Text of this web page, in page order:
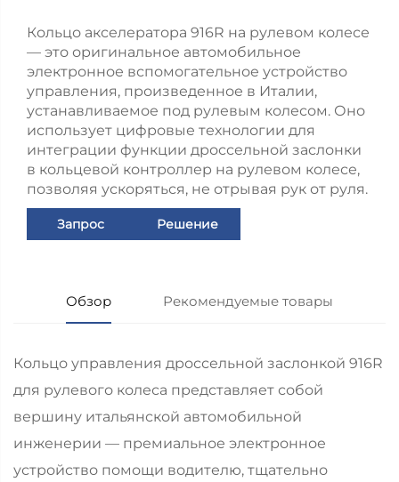
Кольцо акселератора 916R на рулевом колесе
— это оригинальное автомобильное
электронное вспомогательное устройство
управления, произведенное в Италии,
устанавливаемое под рулевым колесом. Оно
использует цифровые технологии для
интеграции функции дроссельной заслонки
в кольцевой контроллер на рулевом колесе,
позволяя ускоряться, не отрывая рук от руля.
Запрос Решение
Обзор Рекомендуемые товары
Кольцо управления дроссельной заслонкой 916R
для рулевого колеса представляет собой
вершину итальянской автомобильной
инженерии — премиальное электронное
устройство помощи водителю, тщательно